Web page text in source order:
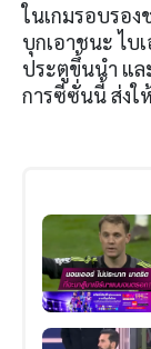
ในเกมรอบรอง
บุกเอาชนะ ไบ
ประตูขึ้นนำ แล
การซีซั่นนี้ ส่งใ